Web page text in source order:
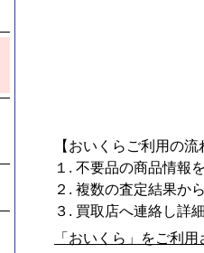
【おいくらご利用の流
１. 不要品の商品情報
２. 複数の査定結果か
３. 買取店へ連絡し詳
「おいくら」をご利